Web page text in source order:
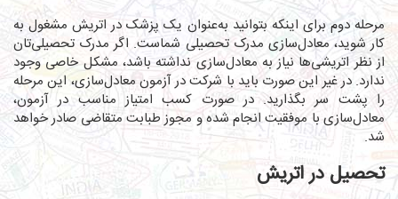
مرحله دوم برای اینکه بتوانید به‌عنوان یک پزشک در اتریش مشغول به
کار شوید، معادل‌سازی مدرک تحصیلی شماست. اگر مدرک تحصیلی‌تان
از نظر اتریشی‌ها نیاز به معادل‌سازی نداشته باشد، مشکل خاصی وجود
ندارد. در غیر این صورت باید با شرکت در آزمون معادل‌سازی، این مرحله
را پشت سر بگذارید. در صورت کسب امتیاز مناسب در آزمون،
معادل‌سازی با موفقیت انجام شده و مجوز طبابت متقاضی صادر خواهد
شد.
تحصیل در اتریش